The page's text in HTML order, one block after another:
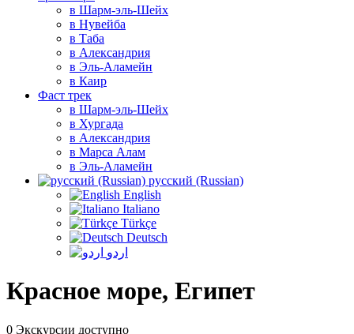
в Шарм-эль-Шейх
в Нувейба
в Таба
в Александрия
в Эль-Аламейн
в Каир
Фаст трек
в Шарм-эль-Шейх
в Хургада
в Александрия
в Марса Алам
в Эль-Аламейн
русский (Russian)
English
Italiano
Türkçe
Deutsch
اردو
Красное море, Египет
0 Экскурсии доступно